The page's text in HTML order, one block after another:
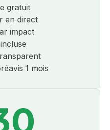
gratuit
en direct
impact
1 mois